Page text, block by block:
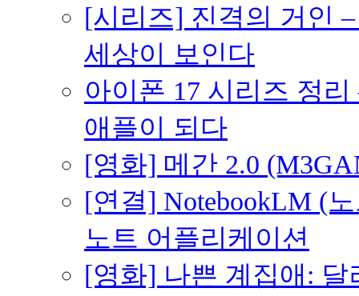
[시리즈] 진격의 거인
세상이 보인다
아이폰 17 시리즈 정
애플이 되다
[영화] 메간 2.0
[연결] NotebookLM (
노트 어플리케이션
[영화] 나쁜 계집애: